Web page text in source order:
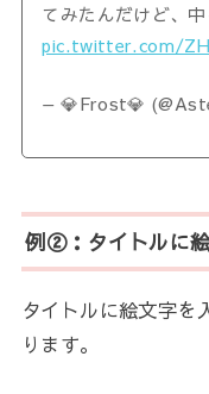
てみたんだけど、
pic.twitter.com/
— 💎Frost💎
例②：タイトルに
タイトルに絵文字を
ります。